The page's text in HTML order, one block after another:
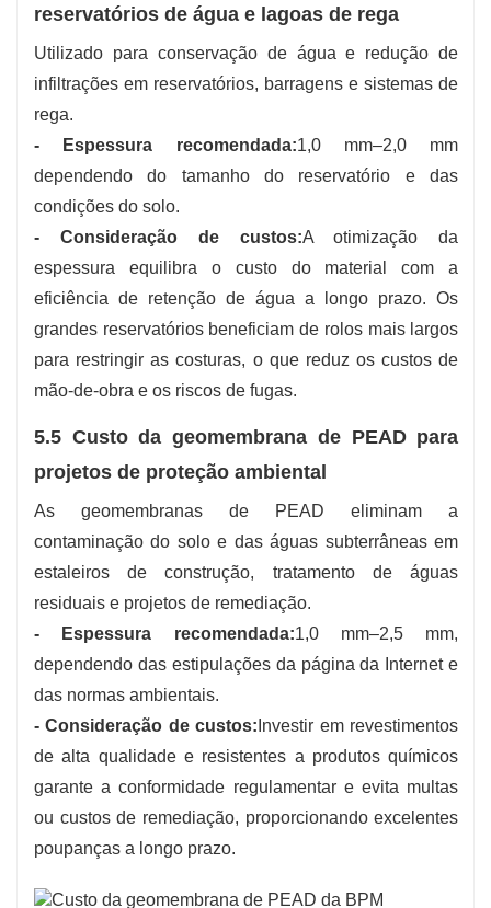
reservatórios de água e lagoas de rega
Utilizado para conservação de água e redução de
infiltrações em reservatórios, barragens e sistemas de
rega.
- Espessura recomendada:1,0 mm–2,0 mm
dependendo do tamanho do reservatório e das
condições do solo.
- Consideração de custos:A otimização da
espessura equilibra o custo do material com a
eficiência de retenção de água a longo prazo. Os
grandes reservatórios beneficiam de rolos mais largos
para restringir as costuras, o que reduz os custos de
mão-de-obra e os riscos de fugas.
5.5 Custo da geomembrana de PEAD para
projetos de proteção ambiental
As geomembranas de PEAD eliminam a
contaminação do solo e das águas subterrâneas em
estaleiros de construção, tratamento de águas
residuais e projetos de remediação.
- Espessura recomendada:1,0 mm–2,5 mm,
dependendo das estipulações da página da Internet e
das normas ambientais.
- Consideração de custos: Investir em revestimentos
de alta qualidade e resistentes a produtos químicos
garante a conformidade regulamentar e evita multas
ou custos de remediação, proporcionando excelentes
poupanças a longo prazo.